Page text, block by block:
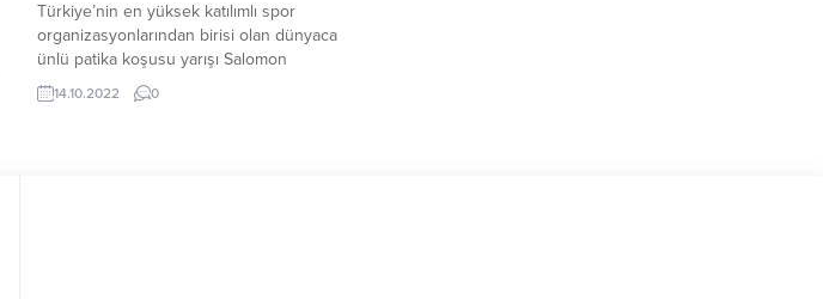
Türkiye’nin en yüksek katılımlı spor
organizasyonlarından birisi olan dünyaca
ünlü patika koşusu yarışı Salomon
Cappadocia Ultra-Trail®’de 5 kıtadan, 75
ülkeden, 2.224 koşucu yarın
14.10.2022 0